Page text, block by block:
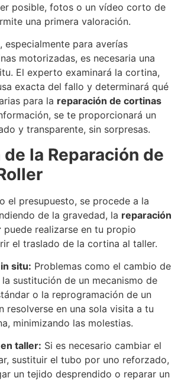
posible, fotos o un vídeo corto de
una primera valoración.
especialmente para averías
motorizadas, es necesaria una
El experto examinará la cortina,
exacta del fallo y determinará qué
para la reparación de cortinas
se te proporcionará un
y transparente, sin sorpresas.
la Reparación de
el presupuesto, se procede a la
de la gravedad, la reparación
puede realizarse en tu propio
el traslado de la cortina al taller.
situ: Problemas como el cambio de
la sustitución de un mecanismo de
o la reprogramación de un
resolverse en una sola visita a tu
minimizando las molestias.
taller: Si es necesario cambiar el
sustituir el tubo por uno reforzado,
un tejido desprendido o reparar un